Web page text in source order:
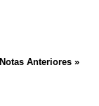
Notas Anteriores »